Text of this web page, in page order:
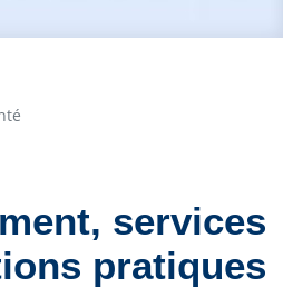
services
pratiques